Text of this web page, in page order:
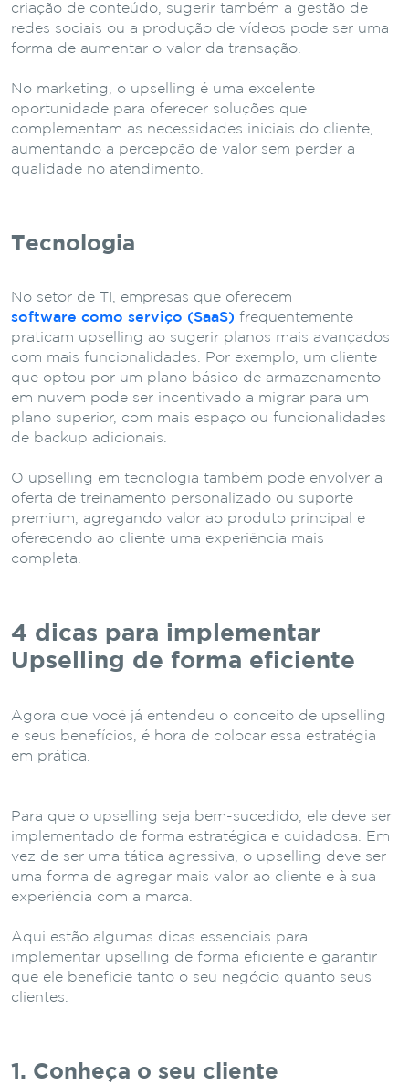
criação de conteúdo, sugerir também a gestão de
redes sociais ou a produção de vídeos pode ser uma
forma de aumentar o valor da transação.
No marketing, o upselling é uma excelente
oportunidade para oferecer soluções que
complementam as necessidades iniciais do cliente,
aumentando a percepção de valor sem perder a
qualidade no atendimento.
Tecnologia
No setor de TI, empresas que oferecem
software como serviço (SaaS) frequentemente
praticam upselling ao sugerir planos mais avançados
com mais funcionalidades. Por exemplo, um cliente
que optou por um plano básico de armazenamento
em nuvem pode ser incentivado a migrar para um
plano superior, com mais espaço ou funcionalidades
de backup adicionais.
O upselling em tecnologia também pode envolver a
oferta de treinamento personalizado ou suporte
premium, agregando valor ao produto principal e
oferecendo ao cliente uma experiência mais
completa.
4 dicas para implementar
Upselling de forma eficiente
Agora que você já entendeu o conceito de upselling
e seus benefícios, é hora de colocar essa estratégia
em prática.
Para que o upselling seja bem-sucedido, ele deve ser
implementado de forma estratégica e cuidadosa. Em
vez de ser uma tática agressiva, o upselling deve ser
uma forma de agregar mais valor ao cliente e à sua
experiência com a marca.
Aqui estão algumas dicas essenciais para
implementar upselling de forma eficiente e garantir
que ele beneficie tanto o seu negócio quanto seus
clientes.
1. Conheça o seu cliente